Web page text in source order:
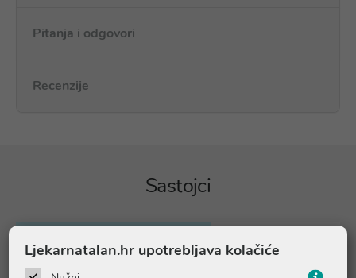
Pitanja i odgovori
Recenzije
Sastojci
Streptococcus salivarius BLIS
Ljekarnatalan.hr upotrebljava kolačiće